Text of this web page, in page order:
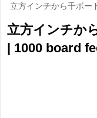
立方インチから千ボー
立方インチか
| 1000 board